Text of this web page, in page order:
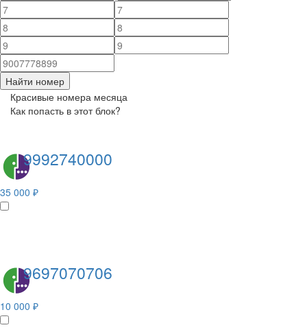
Найти номер
Красивые номера месяца
Как попасть в этот блок?
9992740000
35 000 ₽
9697070706
10 000 ₽